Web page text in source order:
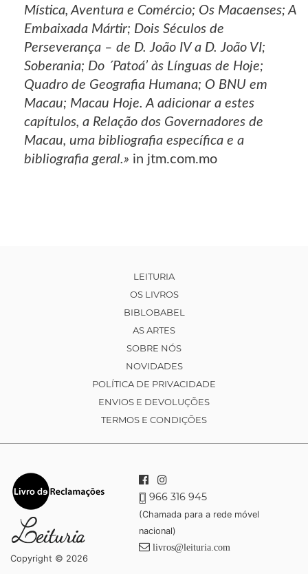
Mística, Aventura e Comércio; Os Macaenses; A
Embaixada Mártir; Dois Séculos de
Perseverança – de D. João IV a D. João VI;
Soberania; Do ´Patoá’ às Línguas de Hoje;
Quadro de Geografia Humana; O BNU em
Macau; Macau Hoje. A adicionar a estes
capítulos, a Relação dos Governadores de
Macau, uma bibliografia específica e a
bibliografia geral.» in jtm.com.mo
LEITURIA
OS LIVROS
BIBLOBABEL
AS ARTES
SOBRE NÓS
NOVIDADES
POLÍTICA DE PRIVACIDADE
ENVIOS E DEVOLUÇÕES
TERMOS E CONDIÇÕES
Copyright © 2026
966 316 945
(Chamada para a rede móvel
nacional)
livros@leituria.com